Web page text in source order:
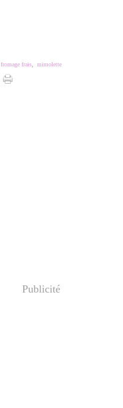
fromage frais mimolette
Publicité